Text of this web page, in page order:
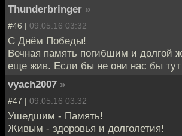
Thunderbringer »
#46 | 09.05.16 03:32
С Днём Победы!
Вечная память погибшим и долгой
еще жив. Если бы не они нас бы
vyach2007 »
#47 | 09.05.16 03:32
Ушедшим - Память!
Живым - здоровья и долголетия!